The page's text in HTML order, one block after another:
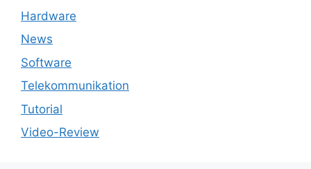
Hardware
News
Software
Telekommunikation
Tutorial
Video-Review